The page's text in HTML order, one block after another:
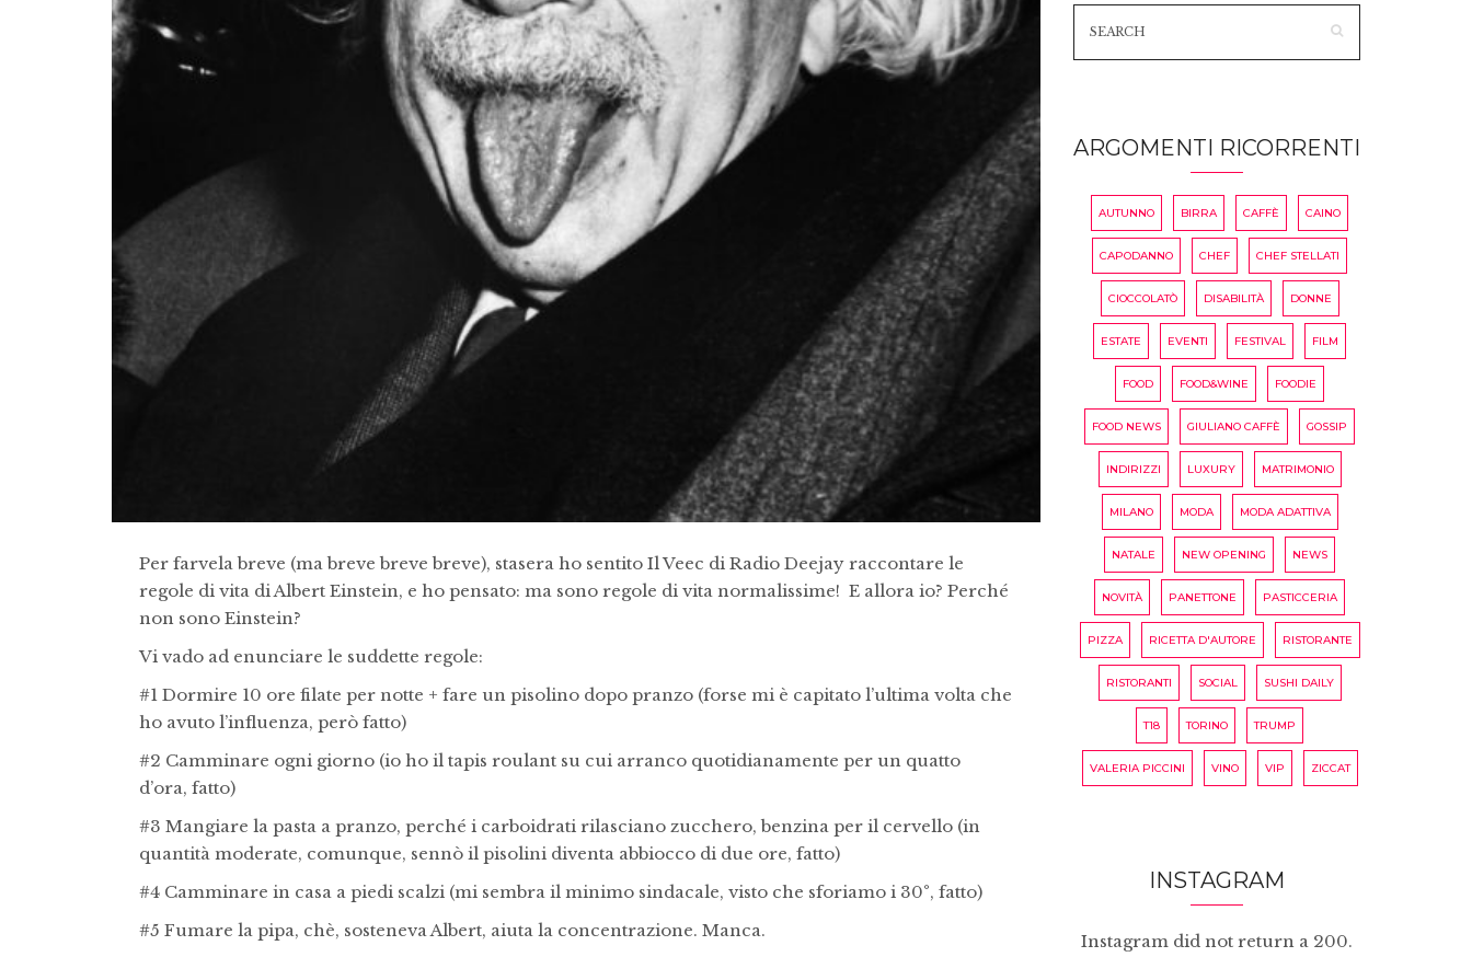
Per farvela breve (ma breve breve breve), stasera ho sentito Il Veec di Radio Deejay raccontare le
regole di vita di Albert Einstein, e ho pensato: ma sono regole di vita normalissime! E allora io? Perché
non sono Einstein?
Vi vado ad enunciare le suddette regole:
#1 Dormire 10 ore filate per notte + fare un pisolino dopo pranzo (forse mi è capitato l’ultima volta che
ho avuto l’influenza, però fatto)
#2 Camminare ogni giorno (io ho il tapis roulant su cui arranco quotidianamente per un quatto
d’ora, fatto)
#3 Mangiare la pasta a pranzo, perché i carboidrati rilasciano zucchero, benzina per il cervello (in
quantità moderate, comunque, sennò il pisolini diventa abbiocco di due ore, fatto)
#4 Camminare in casa a piedi scalzi (mi sembra il minimo sindacale, visto che sforiamo i 30°, fatto)
#5 Fumare la pipa, chè, sosteneva Albert, aiuta la concentrazione. Manca.
ARGOMENTI RICORRENTI
AUTUNNO BIRRA CAFFÈ CAINO
CAPODANNO CHEF CHEF STELLATI
CIOCCOLATÒ DISABILITÀ DONNE
ESTATE EVENTI FESTIVAL FILM
FOOD FOOD&WINE FOODIE
FOOD NEWS GIULIANO CAFFÈ GOSSIP
INDIRIZZI LUXURY MATRIMONIO
MILANO MODA MODA ADATTIVA
NATALE NEW OPENING NEWS
NOVITÀ PANETTONE PASTICCERIA
PIZZA RICETTA D'AUTORE RISTORANTE
RISTORANTI SOCIAL SUSHI DAILY
T18 TORINO TRUMP
VALERIA PICCINI VINO VIP ZICCAT
INSTAGRAM
Instagram did not return a 200.